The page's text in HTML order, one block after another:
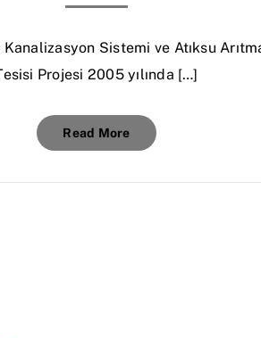
Sistemi ve Atıksu
Projesi 2005 yılında […]
Read More